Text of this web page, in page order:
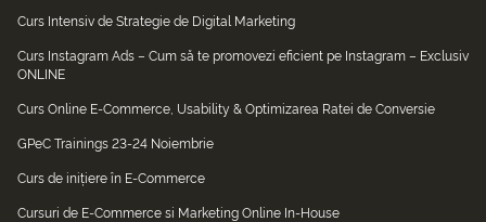
Curs Intensiv de Strategie de Digital Marketing
Curs Instagram Ads – Cum să te promovezi eficient pe Instagram – Exclusiv
ONLINE
Curs Online E-Commerce, Usability & Optimizarea Ratei de Conversie
GPeC Trainings 23-24 Noiembrie
Curs de inițiere în E-Commerce
Cursuri de E-Commerce si Marketing Online In-House